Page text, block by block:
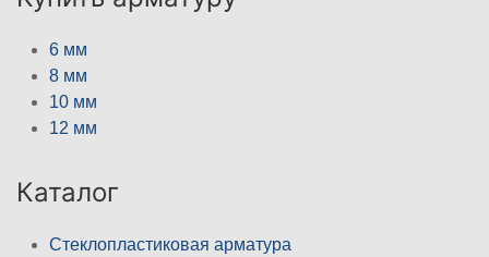
6 мм
8 мм
10 мм
12 мм
Каталог
Стеклопластиковая арматура